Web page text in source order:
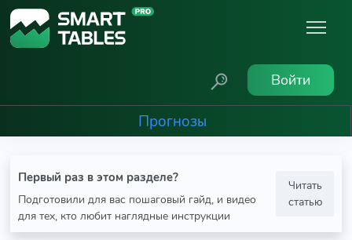
Войти
Прогнозы
Первый раз в этом разделе?
Подготовили для вас пошаговый гайд, и видео
для тех, кто любит наглядные инструкции
Читать
статью